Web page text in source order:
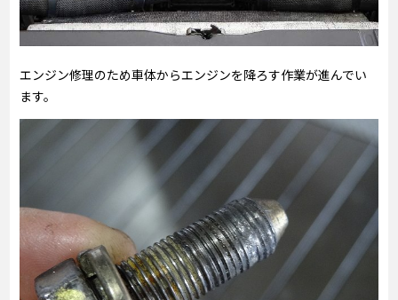
エンジン修理のため車体からエンジンを降ろす作業が進んでい
ます。